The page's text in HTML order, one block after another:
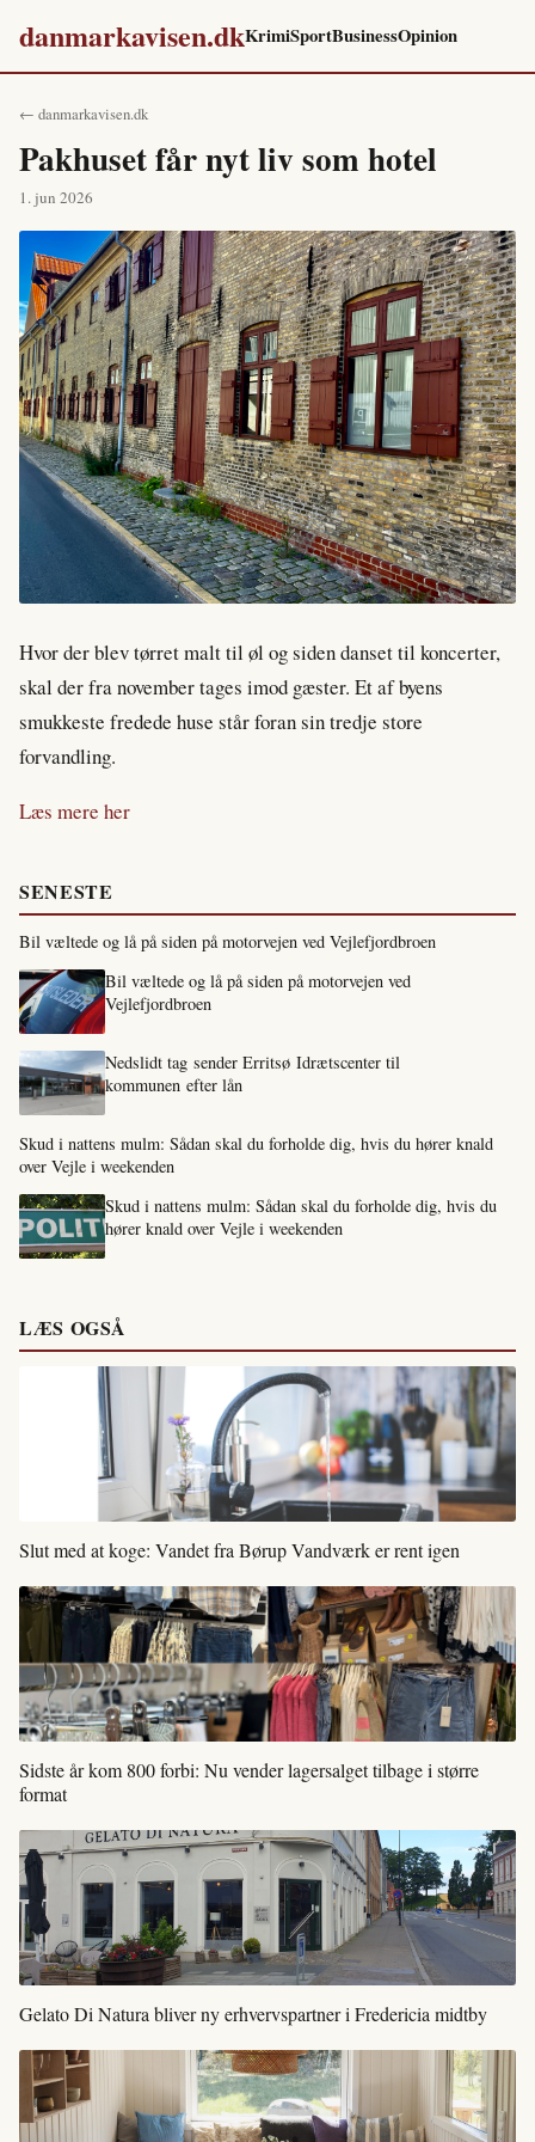
danmarkavisen.dkKrimiSportBusinessOpinion
← danmarkavisen.dk
Pakhuset får nyt liv som hotel
1. jun 2026
Hvor der blev tørret malt til øl og siden danset til koncerter,
skal der fra november tages imod gæster. Et af byens
smukkeste fredede huse står foran sin tredje store
forvandling.
Læs mere her
SENESTE
Bil væltede og lå på siden på motorvejen ved Vejlefjordbroen
Bil væltede og lå på siden på motorvejen ved
Vejlefjordbroen
Nedslidt tag sender Erritsø Idrætscenter til
kommunen efter lån
Skud i nattens mulm: Sådan skal du forholde dig, hvis du hører knald
over Vejle i weekenden
Skud i nattens mulm: Sådan skal du forholde dig, hvis du
hører knald over Vejle i weekenden
LÆS OGSÅ
Slut med at koge: Vandet fra Børup Vandværk er rent igen
Sidste år kom 800 forbi: Nu vender lagersalget tilbage i større
format
Gelato Di Natura bliver ny erhvervspartner i Fredericia midtby